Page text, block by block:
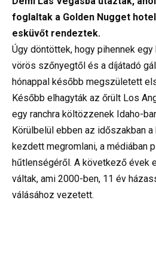
foglaltak a Golden Nugget
esküvőt rendeztek.
Úgy döntöttek, hogy pihennek
vörös szőnyegtől és a díjátadó
hónappal később megszületett
Később elhagyták az őrült Los
egy ranchra költözzenek Idaho-
Körülbelül ebben az időszakban
kezdett megromlani, a médiában
hűtlenségéről. A következő évek
váltak, ami 2000-ben, 11 év
válásához vezetett.